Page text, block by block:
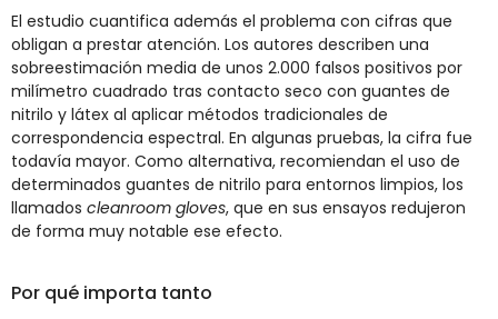
El estudio cuantifica además el problema con cifras que
obligan a prestar atención. Los autores describen una
sobreestimación media de unos 2.000 falsos positivos por
milímetro cuadrado tras contacto seco con guantes de
nitrilo y látex al aplicar métodos tradicionales de
correspondencia espectral. En algunas pruebas, la cifra fue
todavía mayor. Como alternativa, recomiendan el uso de
determinados guantes de nitrilo para entornos limpios, los
llamados cleanroom gloves, que en sus ensayos redujeron
de forma muy notable ese efecto.
Por qué importa tanto